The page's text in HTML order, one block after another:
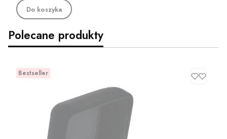
Do koszyka
Polecane produkty
Bestseller